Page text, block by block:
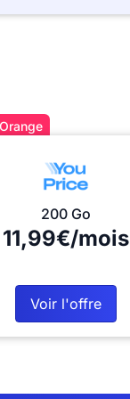
200 Go
11,99€/mois
Voir l'offre